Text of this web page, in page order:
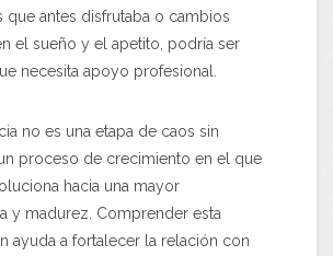
que antes disfrutaba o cambios
el sueño y el apetito, podría ser
necesita apoyo profesional.
no es una etapa de caos sin
proceso de crecimiento en el que
hacia una mayor
y madurez. Comprender esta
ayuda a fortalecer la relación con